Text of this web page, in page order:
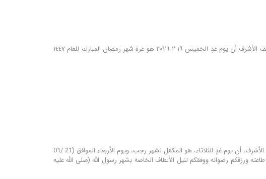
بسمه تعالى أعلن مكتبُ سماحة المرجع الديني الشيخ محمد اليعقوبي (دام ظله )في النجف الأشرف أن يوم غدٍ الخميس ١٩-٢-٢٠٢٦ هو غرة شهر رمضان المبارك للعام ١٤٤٧
بسمه تعالى أعلن مكتب سماحة المرجع الديني الشيخ محمد اليعقوبي (دام ظلّه) في النجف الأشرف، أن يوم غدٍ الثلاثاء، هو المكمّل لشهر رجب، ويوم الأربعاء الموافق (21 /01
جعلكم اللّه تعالى من أهل طاعته ورزقكم رضوانه ووفقكم لنيل الألطاف الخاصة بشهر رسول الله (صلى الله عليه